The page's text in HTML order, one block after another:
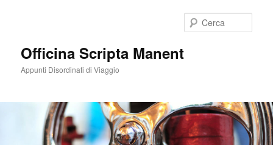
Officina Scripta Manent
Appunti Disordinati di Viaggio